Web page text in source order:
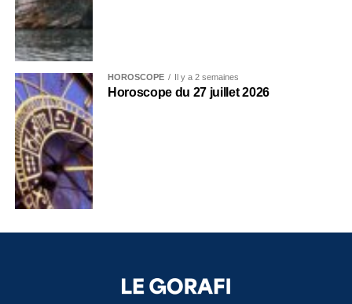
HOROSCOPE Il y a 2 semaines
Horoscope du 27 juillet 2026